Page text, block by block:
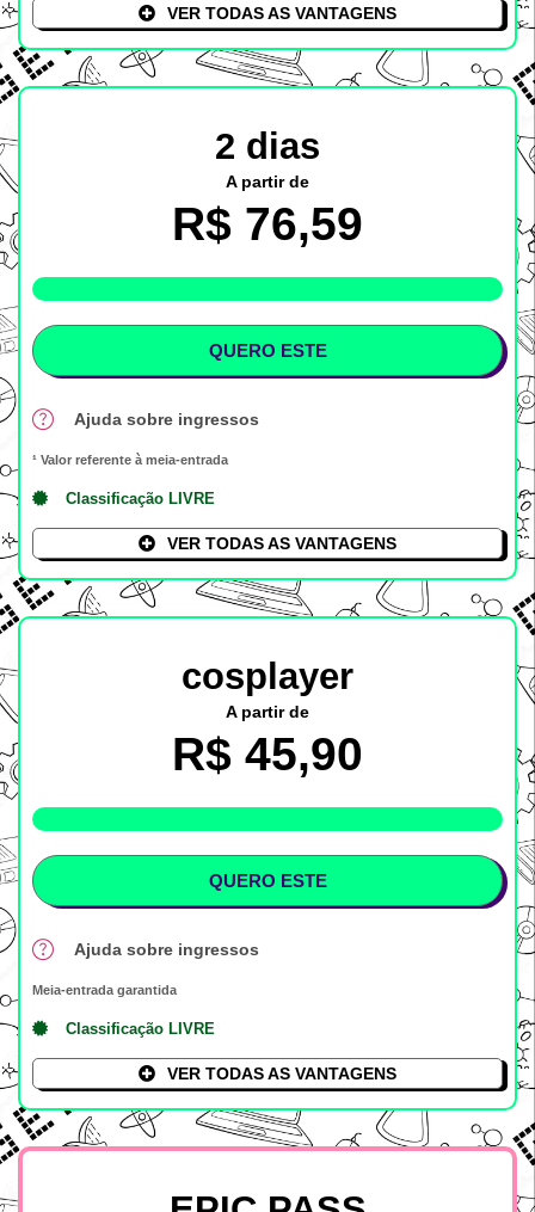
VER TODAS AS VANTAGENS
2 dias
A partir de
R$ 76,59
QUERO ESTE
Ajuda sobre ingressos
¹ Valor referente à meia-entrada
Classificação LIVRE
VER TODAS AS VANTAGENS
cosplayer
A partir de
R$ 45,90
QUERO ESTE
Ajuda sobre ingressos
Meia-entrada garantida
Classificação LIVRE
VER TODAS AS VANTAGENS